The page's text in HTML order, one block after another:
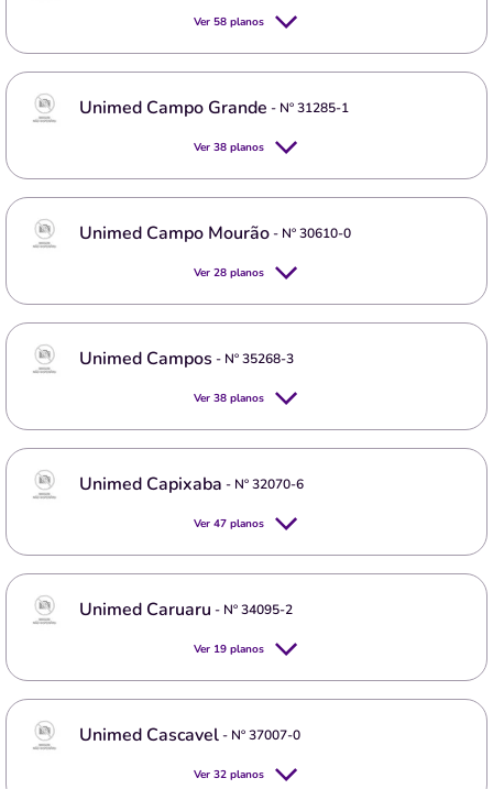
Ver 58 planos
Unimed Campo Grande - Nº31285-1
Ver 38 planos
Unimed Campo Mourão- Nº30610-0
Ver 28 planos
Unimed Campos - Nº35268-3
Ver 38 planos
Unimed Capixaba - Nº32070-6
Ver 47 planos
Unimed Caruaru - Nº34095-2
Ver 19 planos
Unimed Cascavel- Nº37007-0
Ver 32 planos